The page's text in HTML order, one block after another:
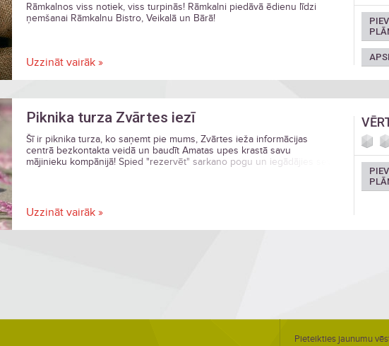
Rāmkalnos viss notiek, viss turpinās! Rāmkalni piedāvā ēdienu līdzi
ņemšanai Rāmkalnu Bistro, Veikalā un Bārā!
Uzzināt vairāk »
Piknika turza Zvārtes iezī
Šī ir piknika turza, ko saņemt pie mums, Zvārtes ieža informācijas
centrā bezkontakta veidā un baudīt Amatas upes krastā savu
mājinieku kompānijā! Spied "rezervēt" sarkano pogu un iegādājies sev
Uzzināt vairāk »
Pieteikties jaunumu